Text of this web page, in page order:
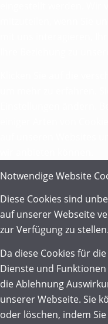
Notwendige Website
Diese Cookies sind
auf unserer Webseite
zur Verfügung zu stellen.
Da diese Cookies für
Dienste und
die Ablehnung
unserer Webseite. Sie
oder löschen, indem